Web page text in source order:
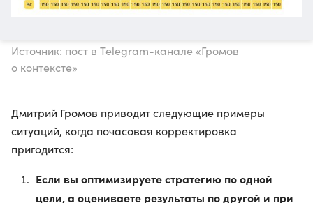
Источник: пост в Telegram-канале «Громов
о контексте»
Дмитрий Громов приводит следующие примеры
ситуаций, когда почасовая корректировка
пригодится:
Если вы оптимизируете стратегию по одной
цели, а оцениваете результаты по другой и при